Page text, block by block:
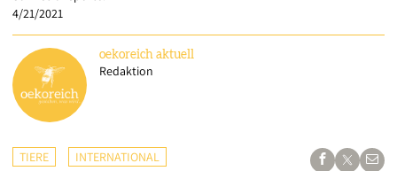
4/21/2021
oekoreich aktuell
Redaktion
TIERE INTERNATIONAL